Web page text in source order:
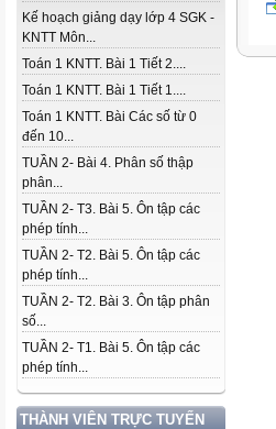
Kế hoạch giảng dạy lớp 4 SGK -
KNTT Môn...
Toán 1 KNTT. Bài 1 Tiết 2....
Toán 1 KNTT. Bài 1 Tiết 1....
Toán 1 KNTT. Bài Các số từ 0
đến 10...
TUẦN 2- Bài 4. Phân số thập
phân...
TUẦN 2- T3. Bài 5. Ôn tập các
phép tính...
TUẦN 2- T2. Bài 5. Ôn tập các
phép tính...
TUẦN 2- T2. Bài 3. Ôn tập phân
số...
TUẦN 2- T1. Bài 5. Ôn tập các
phép tính...
THÀNH VIÊN TRỰC TUYẾN